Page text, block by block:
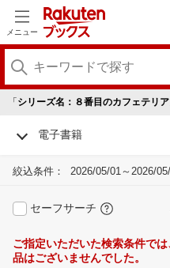
メニュー
「 シリーズ名：８番目のカフェテリ
電子書籍
絞込条件： 2026/05/01～2026/
セーフサーチ
ご指定いただいた検索条件で
品はございませんでした。